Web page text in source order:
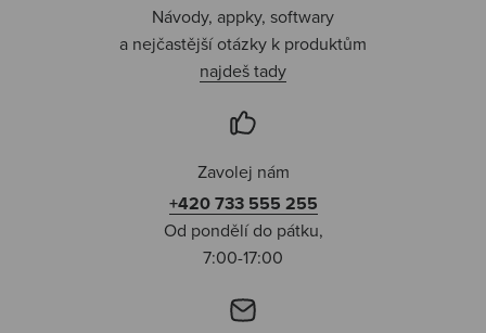
Návody, appky, softwary
a nejčastější otázky k produktům
najdeš tady
Zavolej nám
+420 733 555 255
Od pondělí do pátku,
7:00-17:00